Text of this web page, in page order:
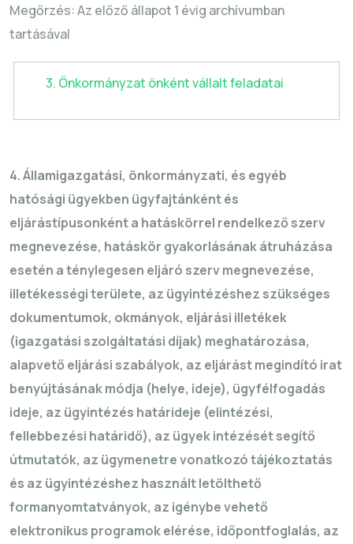
Megőrzés: Az előző állapot 1 évig archívumban
tartásával
3. Önkormányzat önként vállalt feladatai
4.Államigazgatási, önkormányzati, és egyéb
hatósági ügyekben ügyfajtánként és
eljárástípusonként a hatáskörrel rendelkező szerv
megnevezése, hatáskör gyakorlásának átruházása
esetén a ténylegesen eljáró szerv megnevezése,
illetékességi területe, az ügyintézéshez szükséges
dokumentumok, okmányok, eljárási illetékek
(igazgatási szolgáltatási díjak) meghatározása,
alapvető eljárási szabályok, az eljárást megindító irat
benyújtásának módja (helye, ideje), ügyfélfogadás
ideje, az ügyintézés határideje (elintézési,
fellebbezési határidő), az ügyek intézését segítő
útmutatók, az ügymenetre vonatkozó tájékoztatás
és az ügyintézéshez használt letölthető
formanyomtatványok, az igénybe vehető
elektronikus programok elérése, időpontfoglalás, az